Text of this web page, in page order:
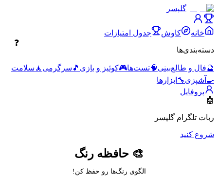
گلپسر
خانه کاوش جدول امتیازات
دسته‌بندی‌ها
🔮فال و طالع‌بینی🧠تست‌ها🎮کوئیز و بازی 🎵 سرگرمی 🧘 سلامت
🍳 آشپزی🔧 ابزارها
پروفایل
🤖
ربات تلگرام گلپسر
شروع کنید
❓
🎨 حافظه رنگ
الگوی رنگ‌ها رو حفظ کن!